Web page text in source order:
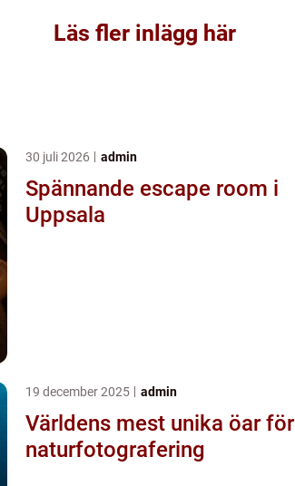
Läs fler inlägg här
30 juli 2026 admin
Spännande escape room i
Uppsala
19 december 2025 admin
Världens mest unika öar för
naturfotografering